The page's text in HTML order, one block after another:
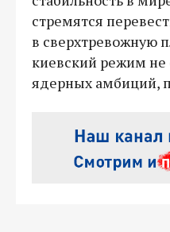
стремятся
в сверхтревожную
киевский режим не
ядерных амбиций,